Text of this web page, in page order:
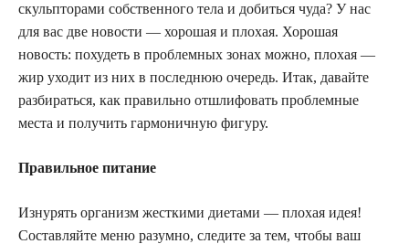
скульпторами собственного тела и добиться чуда? У нас
для вас две новости — хорошая и плохая. Хорошая
новость: похудеть в проблемных зонах можно, плохая —
жир уходит из них в последнюю очередь. Итак, давайте
разбираться, как правильно отшлифовать проблемные
места и получить гармоничную фигуру.
Правильное питание
Изнурять организм жесткими диетами — плохая идея!
Составляйте меню разумно, следите за тем, чтобы ваш